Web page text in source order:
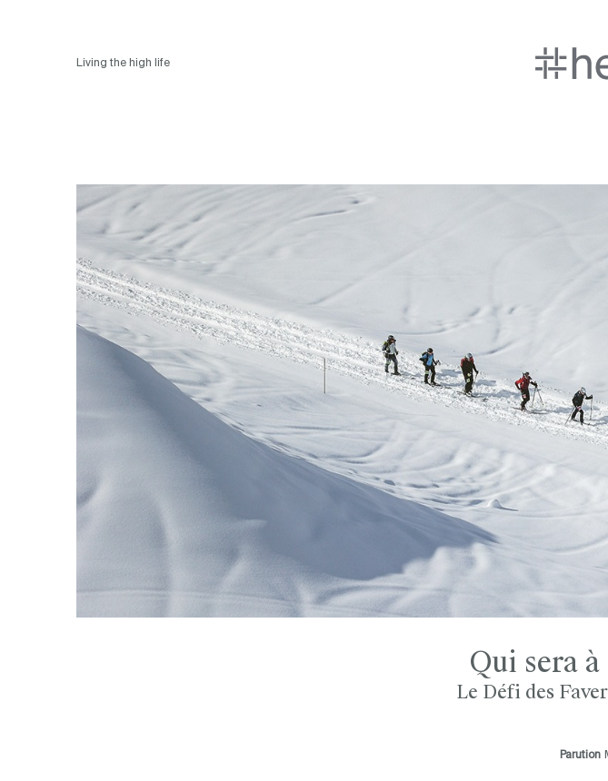
Living the high life
Qui sera
Le Défi des
Parution